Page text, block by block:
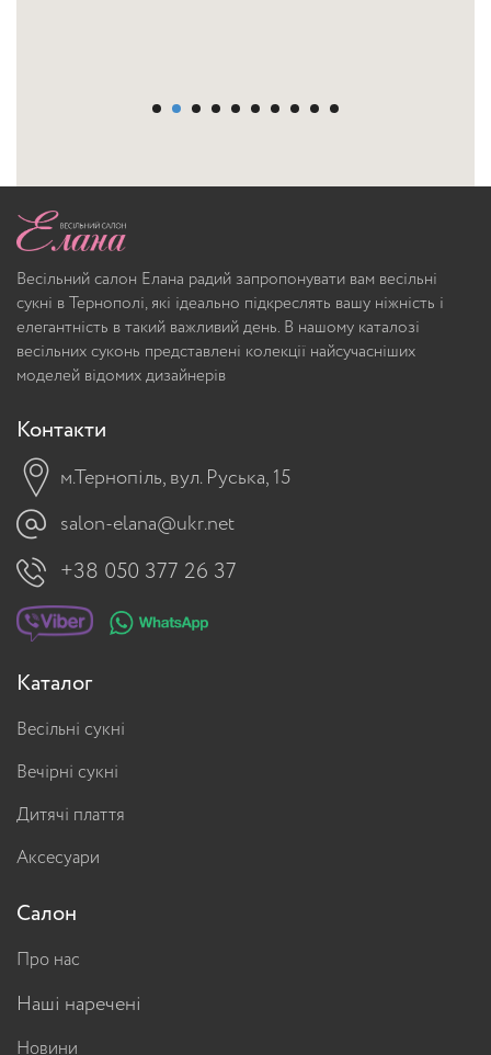
Весільний салон Елана радий запропонувати вам весільні
сукні в Тернополі, які ідеально підкреслять вашу ніжність і
елегантність в такий важливий день. В нашому каталозі
весільних суконь представлені колекції найсучасніших
моделей відомих дизайнерів
Контакти
м.Тернопіль, вул. Руська, 15
salon-elana@ukr.net
+38 050 377 26 37
Каталог
Весільні сукні
Вечірні сукні
Дитячі плаття
Аксесуари
Салон
Про нас
Наші наречені
Новини